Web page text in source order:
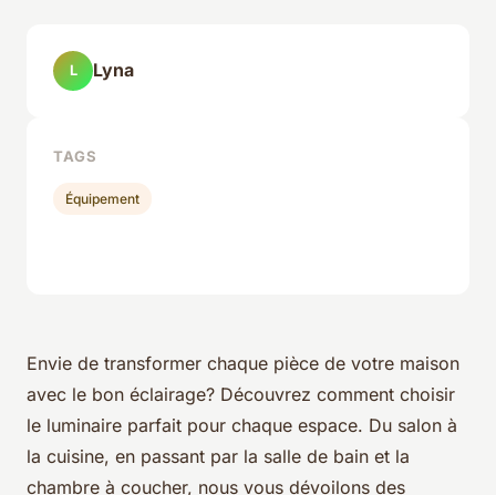
Envie de transformer chaque pièce de votre maison
avec le bon éclairage? Découvrez comment choisir
le luminaire parfait pour chaque espace. Du salon à
la cuisine, en passant par la salle de bain et la
chambre à coucher, nous vous dévoilons des
L Lyna
TAGS
Équipement